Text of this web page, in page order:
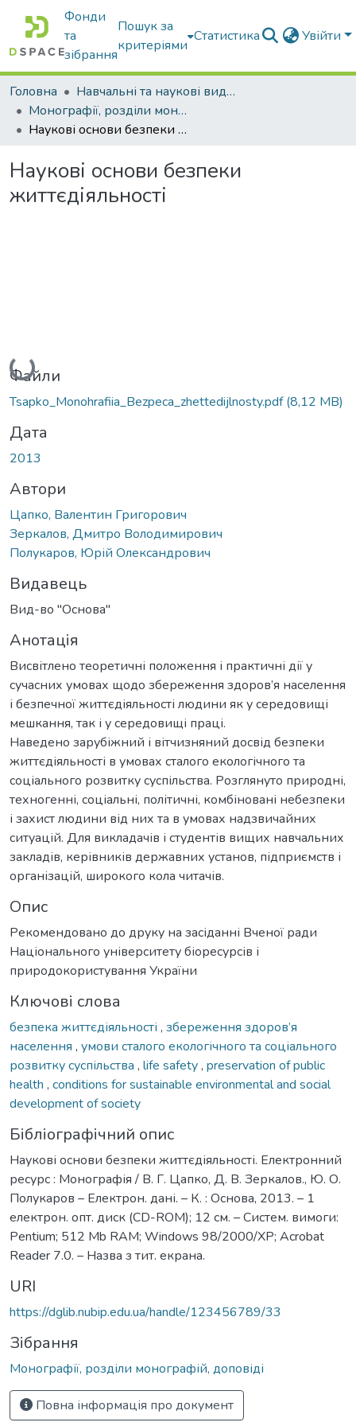
Фонди
та
зібрання
Пошук за
критеріями
Статистика Увійти
Головна
Навчальні та наукові видання
Монографії, розділи монографій, доповіді
Наукові основи безпеки життєдіяльності
Наукові основи безпеки
життєдіяльності
Вантажиться...
Файли
Tsapko_Monohrafiia_Bezpeca_zhettedijlnosty.pdf(8,12 MB)
Дата
2013
Автори
Цапко, Валентин Григорович
Зеркалов, Дмитро Володимирович
Полукаров, Юрій Олександрович
Видавець
Вид-во "Основа"
Анотація
Висвітлено теоретичні положення і практичні дії у
сучасних умовах щодо збереження здоров’я населення
і безпечної життєдіяльності людини як у середовищі
мешкання, так і у середовищі праці.
Наведено зарубіжний і вітчизняний досвід безпеки
життєдіяльності в умовах сталого екологічного та
соціального розвитку суспільства. Розглянуто природні,
техногенні, соціальні, політичні, комбіновані небезпеки
і захист людини від них та в умовах надзвичайних
ситуацій. Для викладачів і студентів вищих навчальних
закладів, керівників державних установ, підприємств і
організацій, широкого кола читачів.
Опис
Рекомендовано до друку на засіданні Вченої ради
Національного університету біоресурсів і
природокористування України
Ключові слова
безпека життєдіяльності , збереження здоров’я
населення , умови сталого екологічного та соціального
розвитку суспільства , life safety, preservation of public
health , conditions for sustainable environmental and social
development of society
Бібліографічний опис
Наукові основи безпеки життєдіяльності. Електронний
ресурс : Монографія / В. Г. Цапко, Д. В. Зеркалов., Ю. О.
Полукаров – Електрон. дані. – К. : Основа, 2013. – 1
електрон. опт. диск (CD-ROM); 12 см. – Систем. вимоги:
Pentium; 512 Mb RAM; Windows 98/2000/XP; Acrobat
Reader 7.0. – Назва з тит. екрана.
URI
https://dglib.nubip.edu.ua/handle/123456789/33
Зібрання
Монографії, розділи монографій, доповіді
Повна інформація про документ